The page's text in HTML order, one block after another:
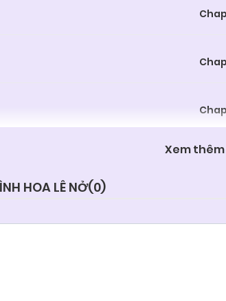
Xem thêm
HOA LÊ NỞ(0)